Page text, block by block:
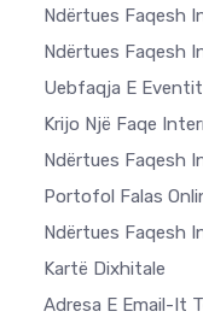
Ndërtues Faqesh
Ndërtues Faqesh
Uebfaqja E Eventit
Krijo Një Faqe
Ndërtues Faqesh
Portofol Falas
Ndërtues Faqesh
Kartë Dixhitale
Adresa E Email-It